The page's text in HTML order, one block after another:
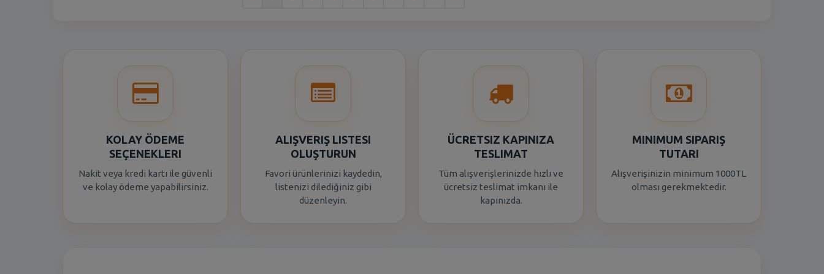
KOLAY ÖDEME
SEÇENEKLERI
Nakit veya kredi kartı ile güvenli
ve kolay ödeme yapabilirsiniz.
ALIŞVERIŞ LISTESI
OLUŞTURUN
Favori ürünlerinizi kaydedin,
listenizi dilediğiniz gibi
düzenleyin.
ÜCRETSIZ KAPINIZA
TESLIMAT
Tüm alışverişlerinizde hızlı ve
ücretsiz teslimat imkanı ile
kapınızda.
MINIMUM SIPARIŞ
TUTARI
Alışverişinizin minimum 1000TL
olması gerekmektedir.